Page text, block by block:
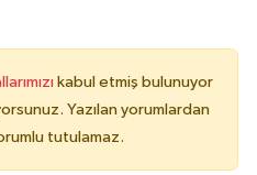
kabul etmiş bulunuyor
Yazılan yorumlardan
tutulamaz.